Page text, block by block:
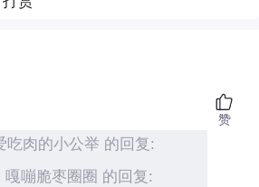
吃肉的小公举 的回复:
嘎嘣脆枣圈圈 的回复:
赞